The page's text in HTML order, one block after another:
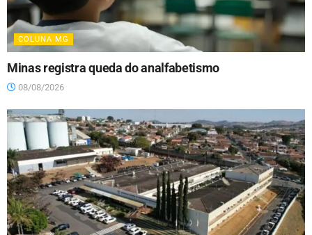
COLUNA MG
Minas registra queda do analfabetismo
08/08/2026